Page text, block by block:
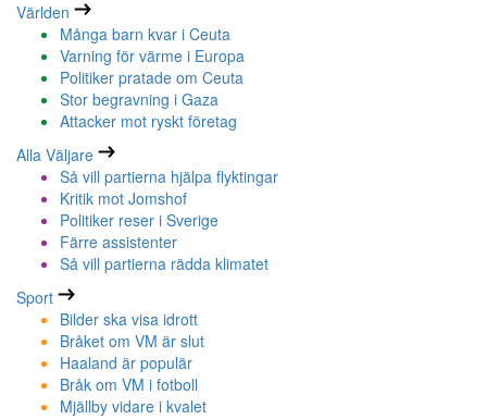
Världen
Många barn kvar i Ceuta
Varning för värme i Europa
Politiker pratade om Ceuta
Stor begravning i Gaza
Attacker mot ryskt företag
Alla Väljare
Så vill partierna hjälpa flyktingar
Kritik mot Jomshof
Politiker reser i Sverige
Färre assistenter
Så vill partierna rädda klimatet
Sport
Bilder ska visa idrott
Bråket om VM är slut
Haaland är populär
Bråk om VM i fotboll
Mjällby vidare i kvalet